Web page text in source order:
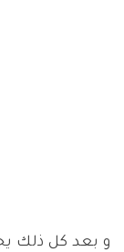
و بعد كل ذلك